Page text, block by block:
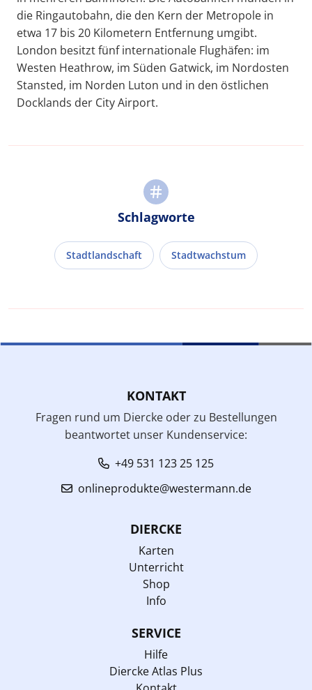
die Ringautobahn, die den Kern der Metropole in
etwa 17 bis 20 Kilometern Entfernung umgibt.
London besitzt fünf internationale Flughäfen: im
Westen Heathrow, im Süden Gatwick, im Nordosten
Stansted, im Norden Luton und in den östlichen
Docklands der City Airport.
Schlagworte
Stadtlandschaft Stadtwachstum
KONTAKT
Fragen rund um Diercke oder zu Bestellungen
beantwortet unser Kundenservice:
+49 531 123 25 125
onlineprodukte@westermann.de
DIERCKE
Karten
Unterricht
Shop
Info
SERVICE
Hilfe
Diercke Atlas Plus